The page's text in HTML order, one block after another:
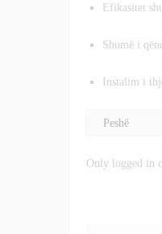
Efikasitet
Shumë i
Instalim i
Peshë
Only logged in